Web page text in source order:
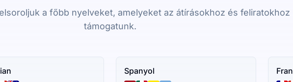
a főbb nyelveket, amelyeket az átírásokhoz és feliratokhoz
támogatunk.
Spanyol